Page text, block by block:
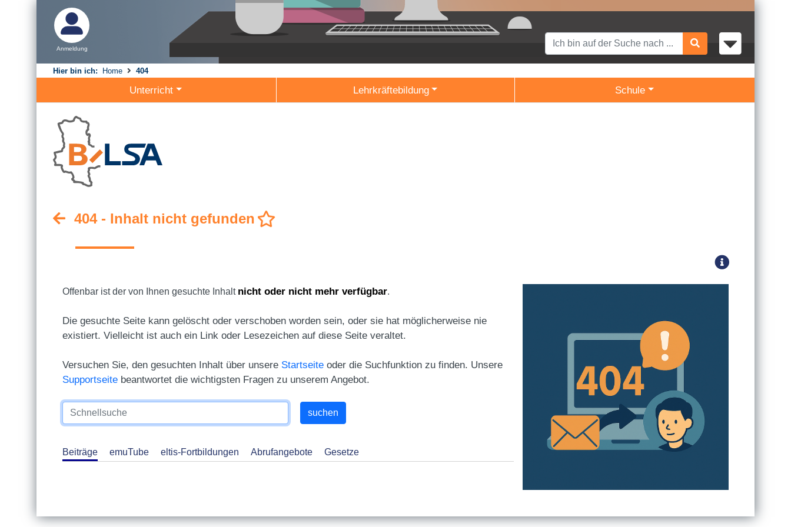
Anmeldung
Hier bin ich: Home 404
Unterricht Lehrkräftebildung Schule
404 - Inhalt nicht gefunden
Offenbar ist der von Ihnen gesuchte Inhalt nicht oder nicht mehr verfügbar.
Die gesuchte Seite kann gelöscht oder verschoben worden sein, oder sie hat möglicherweise nie
existiert. Vielleicht ist auch ein Link oder Lesezeichen auf diese Seite veraltet.
Versuchen Sie, den gesuchten Inhalt über unsere Startseite oder die Suchfunktion zu finden. Unsere
Supportseite beantwortet die wichtigsten Fragen zu unserem Angebot.
Beiträge emuTube eltis-Fortbildungen Abrufangebote Gesetze